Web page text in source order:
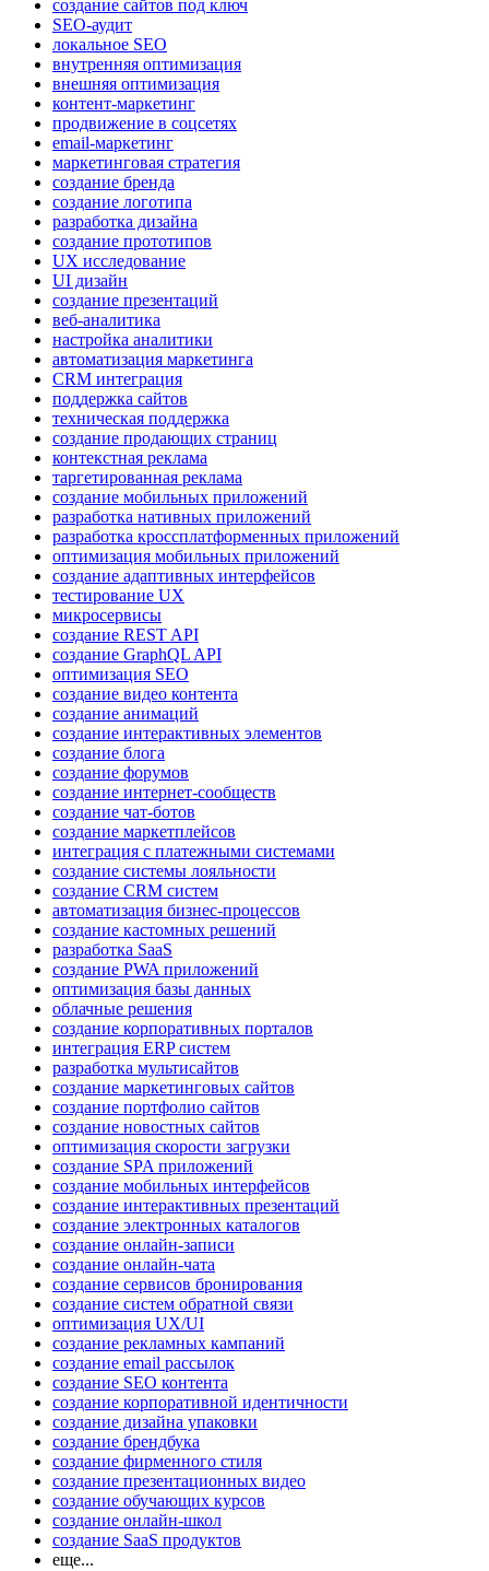
создание сайтов под ключ
SEO-аудит
локальное SEO
внутренняя оптимизация
внешняя оптимизация
контент-маркетинг
продвижение в соцсетях
email-маркетинг
маркетинговая стратегия
создание бренда
создание логотипа
разработка дизайна
создание прототипов
UX исследование
UI дизайн
создание презентаций
веб-аналитика
настройка аналитики
автоматизация маркетинга
CRM интеграция
поддержка сайтов
техническая поддержка
создание продающих страниц
контекстная реклама
таргетированная реклама
создание мобильных приложений
разработка нативных приложений
разработка кроссплатформенных приложений
оптимизация мобильных приложений
создание адаптивных интерфейсов
тестирование UX
микросервисы
создание REST API
создание GraphQL API
оптимизация SEO
создание видео контента
создание анимаций
создание интерактивных элементов
создание блога
создание форумов
создание интернет-сообществ
создание чат-ботов
создание маркетплейсов
интеграция с платежными системами
создание системы лояльности
создание CRM систем
автоматизация бизнес-процессов
создание кастомных решений
разработка SaaS
создание PWA приложений
оптимизация базы данных
облачные решения
создание корпоративных порталов
интеграция ERP систем
разработка мультисайтов
создание маркетинговых сайтов
создание портфолио сайтов
создание новостных сайтов
оптимизация скорости загрузки
создание SPA приложений
создание мобильных интерфейсов
создание интерактивных презентаций
создание электронных каталогов
создание онлайн-записи
создание онлайн-чата
создание сервисов бронирования
создание систем обратной связи
оптимизация UX/UI
создание рекламных кампаний
создание email рассылок
создание SEO контента
создание корпоративной идентичности
создание дизайна упаковки
создание брендбука
создание фирменного стиля
создание презентационных видео
создание обучающих курсов
создание онлайн-школ
создание SaaS продуктов
еще...